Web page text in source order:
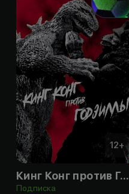
12+
Кинг Конг против Годзиллы
Подписка